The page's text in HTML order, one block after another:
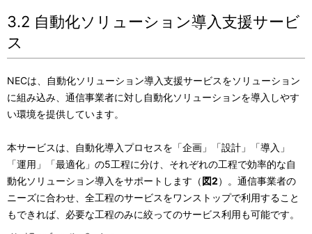
3.2 自動化ソリューション導入支援サービ
ス
NECは、自動化ソリューション導入支援サービスをソリューション
に組み込み、通信事業者に対し自動化ソリューションを導入しやす
い環境を提供しています。
本サービスは、自動化導入プロセスを「企画」「設計」「導入」
「運用」「最適化」の5工程に分け、それぞれの工程で効率的な自
動化ソリューション導入をサポートします（図2）。通信事業者の
ニーズに合わせ、全工程のサービスをワンストップで利用すること
もできれば、必要な工程のみに絞ってのサービス利用も可能です。